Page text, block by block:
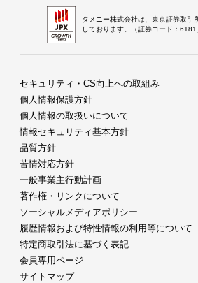
タメニー株式会社は、東京証券取引
しております。（証券コード：6181
セキュリティ・CS向上への取組み
個人情報保護方針
個人情報の取扱いについて
情報セキュリティ基本方針
品質方針
苦情対応方針
一般事業主行動計画
著作権・リンクについて
ソーシャルメディアポリシー
履歴情報および特性情報の利用等について
特定商取引法に基づく表記
会員専用ページ
サイトマップ